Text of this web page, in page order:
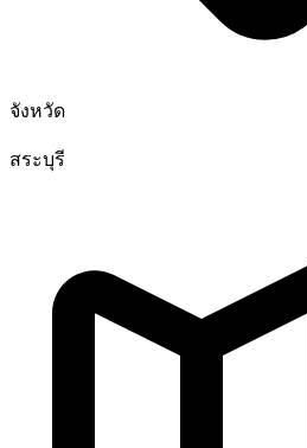
จังหวัด
สระบุรี